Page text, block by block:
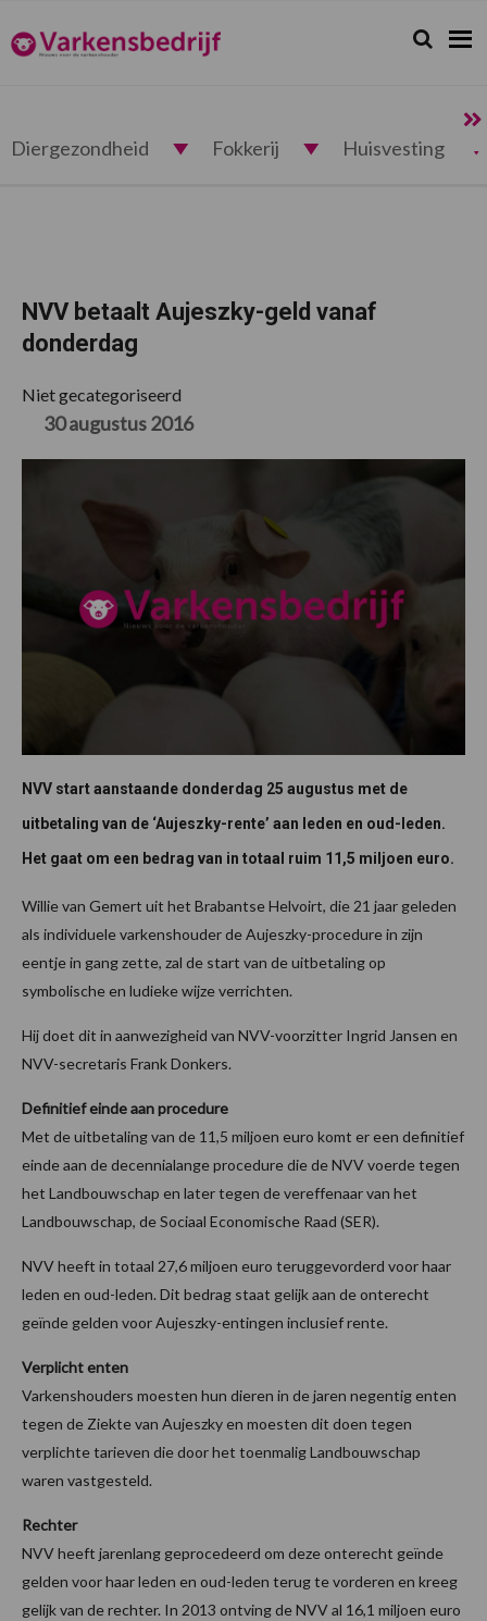
de
hoofdnavigatie
de
hoofd
de
eerste
de
voettekst
Varkensbedrijf.nl Zoeken...
Zoek
Diergezondheid Fokkerij Huisvesting
NVV betaalt Aujeszky-geld vanaf
donderdag
Niet gecategoriseerd
30 augustus 2016
NVV start aanstaande donderdag 25 augustus met de
uitbetaling van de ‘Aujeszky-rente’ aan leden en oud-leden.
Het gaat om een bedrag van in totaal ruim 11,5 miljoen euro.
Willie van Gemert uit het Brabantse Helvoirt, die 21 jaar geleden
als individuele varkenshouder de Aujeszky-procedure in zijn
eentje in gang zette, zal de start van de uitbetaling op
symbolische en ludieke wijze verrichten.
Hij doet dit in aanwezigheid van NVV-voorzitter Ingrid Jansen en
NVV-secretaris Frank Donkers.
Definitief einde aan procedure
Met de uitbetaling van de 11,5 miljoen euro komt er een definitief
einde aan de decennialange procedure die de NVV voerde tegen
het Landbouwschap en later tegen de vereffenaar van het
Landbouwschap, de Sociaal Economische Raad (SER).
NVV heeft in totaal 27,6 miljoen euro teruggevorderd voor haar
leden en oud-leden. Dit bedrag staat gelijk aan de onterecht
geïnde gelden voor Aujeszky-entingen inclusief rente.
Verplicht enten
Varkenshouders moesten hun dieren in de jaren negentig enten
tegen de Ziekte van Aujeszky en moesten dit doen tegen
verplichte tarieven die door het toenmalig Landbouwschap
waren vastgesteld.
Rechter
NVV heeft jarenlang geprocedeerd om deze onterecht geïnde
gelden voor haar leden en oud-leden terug te vorderen en kreeg
gelijk van de rechter. In 2013 ontving de NVV al 16,1 miljoen euro